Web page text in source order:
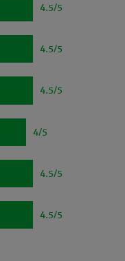
4.5/5
4.5/5
4.5/5
4/5
4.5/5
4.5/5